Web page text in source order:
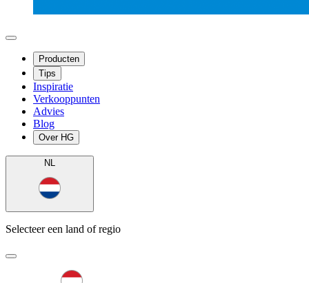
Producten
Tips
Inspiratie
Verkooppunten
Advies
Blog
Over HG
NL
Selecteer een land of regio